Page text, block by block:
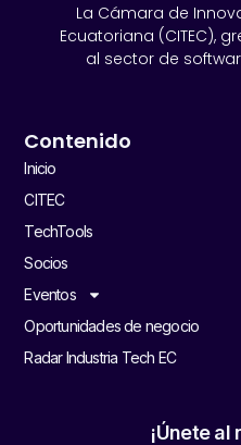
La Cámara de
Ecuatoriana (CITEC),
al sector de
Contenido
Inicio
CITEC
TechTools
Socios
Eventos
Oportunidades de negocio
Radar Industria Tech EC
¡Únete al